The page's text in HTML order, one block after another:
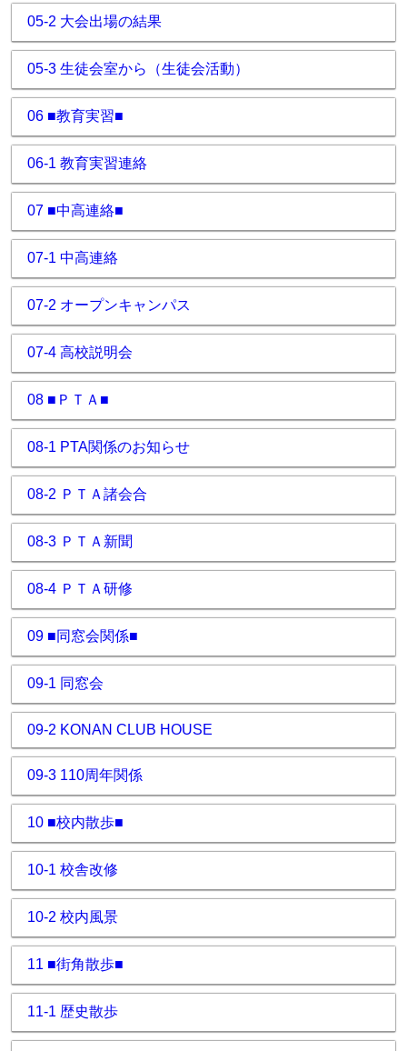
05-2 大会出場の結果
05-3 生徒会室から（生徒会活動）
06 ■教育実習■
06-1 教育実習連絡
07 ■中高連絡■
07-1 中高連絡
07-2 オープンキャンパス
07-4 高校説明会
08 ■ＰＴＡ■
08-1 PTA関係のお知らせ
08-2 ＰＴＡ諸会合
08-3 ＰＴＡ新聞
08-4 ＰＴＡ研修
09 ■同窓会関係■
09-1 同窓会
09-2 KONAN CLUB HOUSE
09-3 110周年関係
10 ■校内散歩■
10-1 校舎改修
10-2 校内風景
11 ■街角散歩■
11-1 歴史散歩